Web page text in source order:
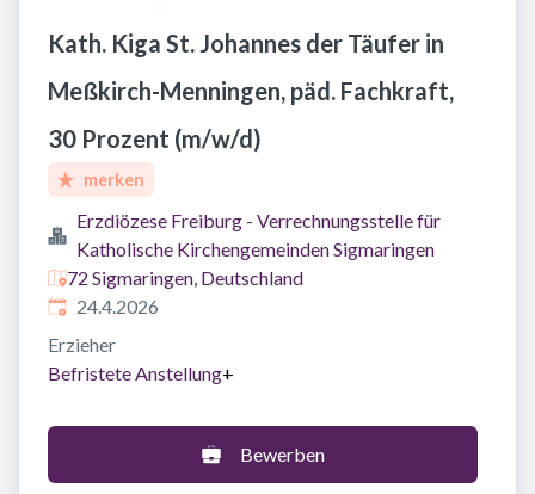
Kath. Kiga St. Johannes der Täufer in
Meßkirch-Menningen, päd. Fachkraft,
30 Prozent (m/w/d)
merken
Erzdiözese Freiburg - Verrechnungsstelle für
Katholische Kirchengemeinden Sigmaringen
72 Sigmaringen, Deutschland
Veröffentlicht
24.4.2026
Erzieher
Befristete Anstellung+
Bewerben